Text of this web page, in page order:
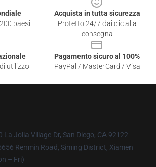
paesi
Acquista in tutta sicurezza
Protetto 24/7 dai clic alla
consegna
utilizzo
Pagamento sicuro al 100%
PayPal / MasterCard / Visa
La Jolla Village Dr, San Diego, CA 92122
Renmin Road, Siming District, Xiamen
– Fri)